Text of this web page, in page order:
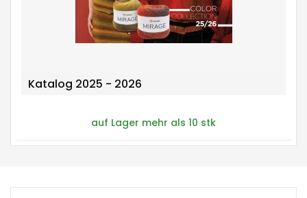
Katalog 2025 - 2026
auf Lager mehr als 10 stk